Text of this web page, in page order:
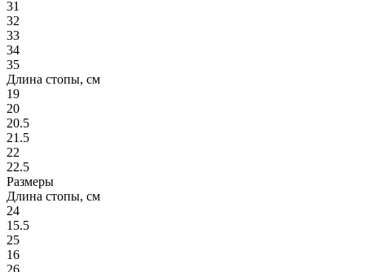
31
32
33
34
35
Длина стопы, см
19
20
20.5
21.5
22
22.5
Размеры
Длина стопы, см
24
15.5
25
16
26